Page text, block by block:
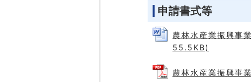
申請書式等
農林水産業振興事
55.5KB)
農林水産業振興事